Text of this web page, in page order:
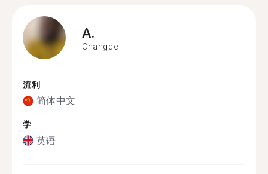
A.
Changde
流利
简体中文
学
英语